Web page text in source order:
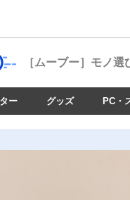
［ムーブー］ モノ選
ー グッズ PC・